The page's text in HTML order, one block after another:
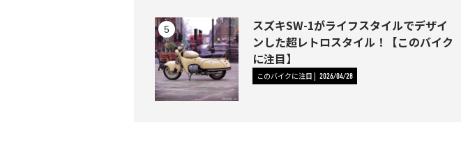
スズキSW-1がライフスタイルでデザイ
ンした超レトロスタイル！【このバイク
に注目】
このバイクに注目 2026/04/28